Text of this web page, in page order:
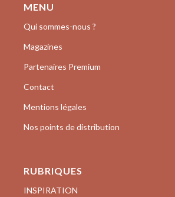
MENU
Qui sommes-nous ?
Magazines
Partenaires Premium
Contact
Mentions légales
Nos points de distribution
RUBRIQUES
INSPIRATION